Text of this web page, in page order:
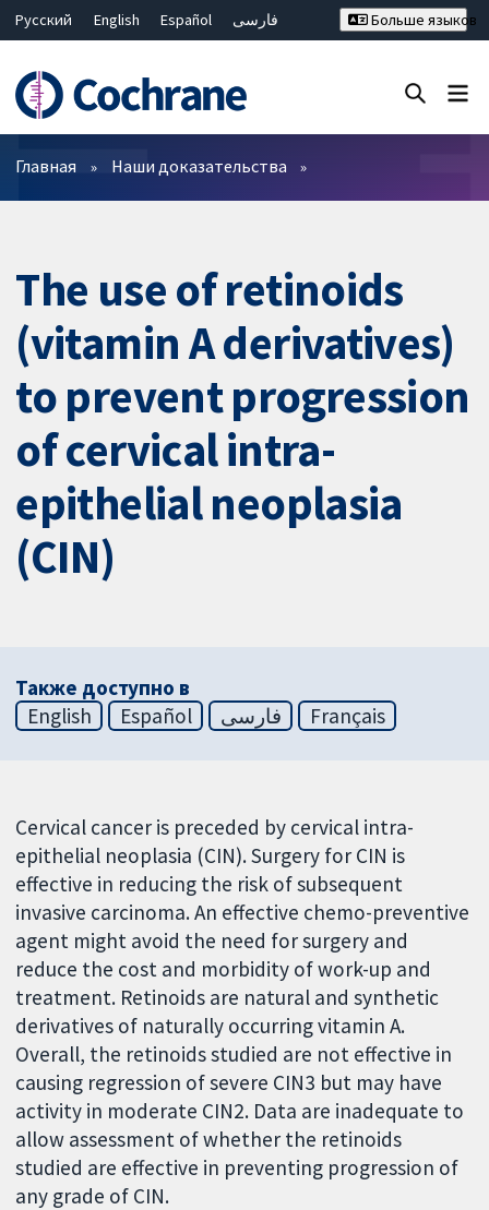
Русский English Español
فارسی
Bahasa Malaysia
ไทย
繁體中文
简体中文
Больше языков
Фильтры
Главная Наши доказательства
The use of retinoids
(vitamin A derivatives)
to prevent progression
of cervical intra-
epithelial neoplasia
(CIN)
Также доступно в
English
Español فارسی Français
Cervical cancer is preceded by cervical intra-
epithelial neoplasia (CIN). Surgery for CIN is
effective in reducing the risk of subsequent
invasive carcinoma. An effective chemo-preventive
agent might avoid the need for surgery and
reduce the cost and morbidity of work-up and
treatment. Retinoids are natural and synthetic
derivatives of naturally occurring vitamin A.
Overall, the retinoids studied are not effective in
causing regression of severe CIN3 but may have
activity in moderate CIN2. Data are inadequate to
allow assessment of whether the retinoids
studied are effective in preventing progression of
any grade of CIN.